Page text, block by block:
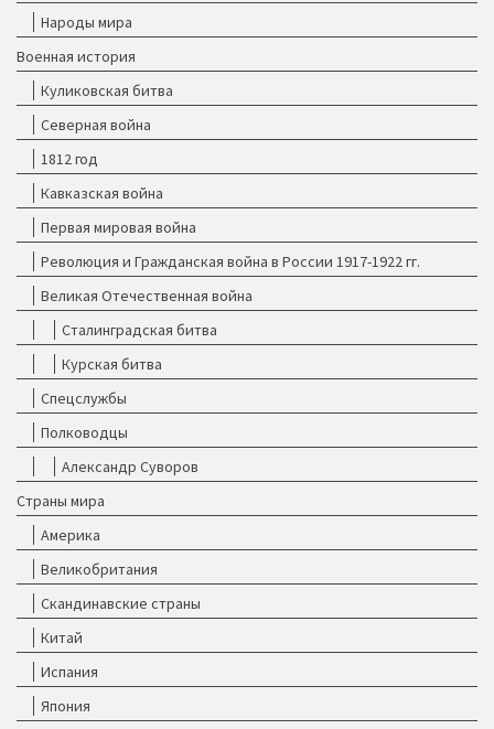
Народы мира
Военная история
Куликовская битва
Северная война
1812 год
Кавказская война
Первая мировая война
Революция и Гражданская война в России 1917-1922 гг.
Великая Отечественная война
Сталинградская битва
Курская битва
Спецслужбы
Полководцы
Александр Суворов
Страны мира
Америка
Великобритания
Скандинавские страны
Китай
Испания
Япония